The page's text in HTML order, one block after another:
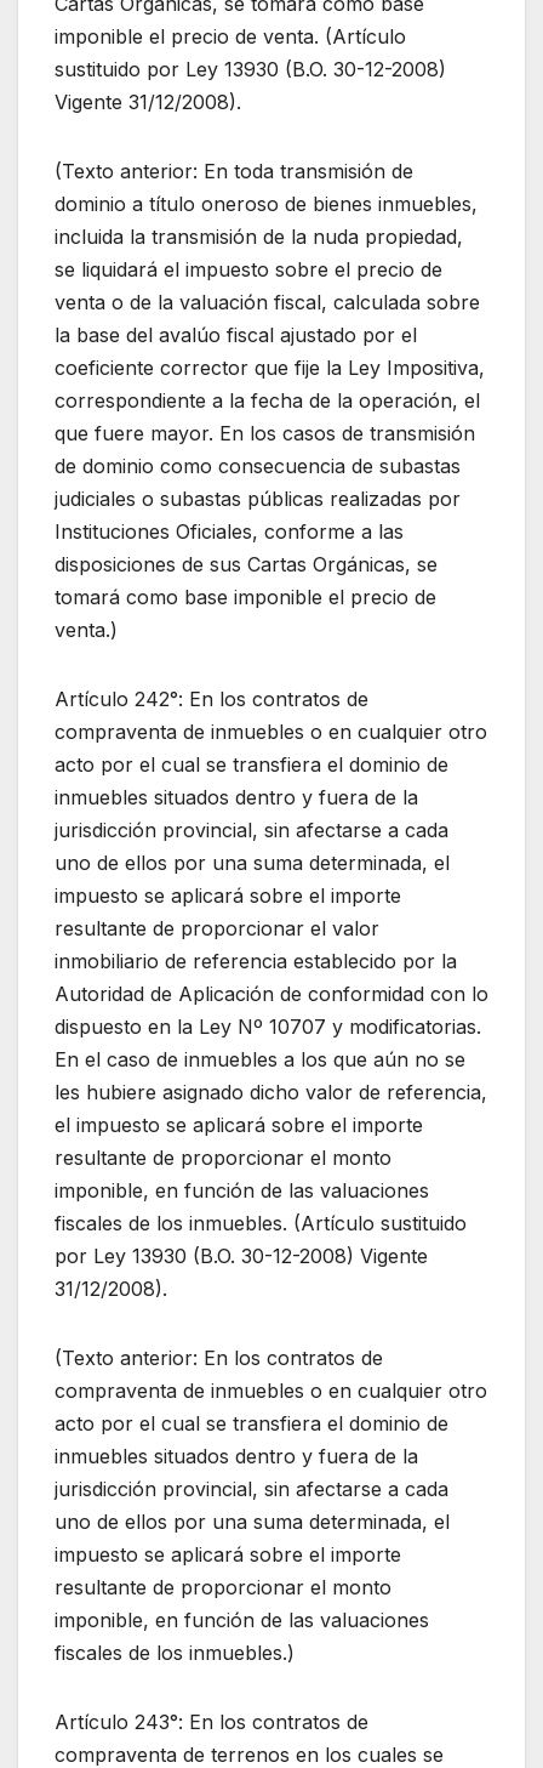
imponible el precio de venta. (Artículo
sustituido por Ley 13930 (B.O. 30-12-2008)
Vigente 31/12/2008).
(Texto anterior: En toda transmisión de
dominio a título oneroso de bienes inmuebles,
incluida la transmisión de la nuda propiedad,
se liquidará el impuesto sobre el precio de
venta o de la valuación fiscal, calculada sobre
la base del avalúo fiscal ajustado por el
coeficiente corrector que fije la Ley Impositiva,
correspondiente a la fecha de la operación, el
que fuere mayor. En los casos de transmisión
de dominio como consecuencia de subastas
judiciales o subastas públicas realizadas por
Instituciones Oficiales, conforme a las
disposiciones de sus Cartas Orgánicas, se
tomará como base imponible el precio de
venta.)
Artículo 242°: En los contratos de
compraventa de inmuebles o en cualquier otro
acto por el cual se transfiera el dominio de
inmuebles situados dentro y fuera de la
jurisdicción provincial, sin afectarse a cada
uno de ellos por una suma determinada, el
impuesto se aplicará sobre el importe
resultante de proporcionar el valor
inmobiliario de referencia establecido por la
Autoridad de Aplicación de conformidad con lo
dispuesto en la Ley Nº 10707 y modificatorias.
En el caso de inmuebles a los que aún no se
les hubiere asignado dicho valor de referencia,
el impuesto se aplicará sobre el importe
resultante de proporcionar el monto
imponible, en función de las valuaciones
fiscales de los inmuebles. (Artículo sustituido
por Ley 13930 (B.O. 30-12-2008) Vigente
31/12/2008).
(Texto anterior: En los contratos de
compraventa de inmuebles o en cualquier otro
acto por el cual se transfiera el dominio de
inmuebles situados dentro y fuera de la
jurisdicción provincial, sin afectarse a cada
uno de ellos por una suma determinada, el
impuesto se aplicará sobre el importe
resultante de proporcionar el monto
imponible, en función de las valuaciones
fiscales de los inmuebles.)
Artículo 243°: En los contratos de
compraventa de terrenos en los cuales se